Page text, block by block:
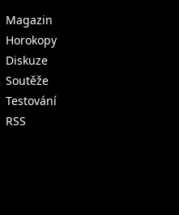
Magazin
Horokopy
Diskuze
Soutěže
Testování
RSS